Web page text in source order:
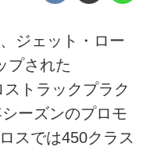
ジェット・ロー
プされた
トラックプラク
ーズンのプロモ
スでは450クラス